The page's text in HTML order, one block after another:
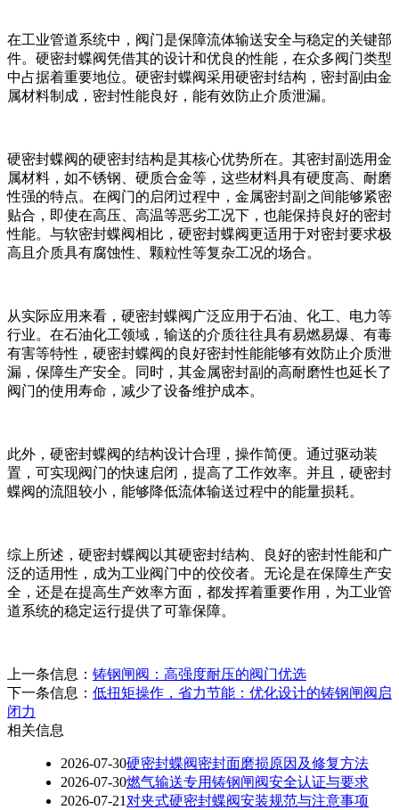
在工业管道系统中，阀门是保障流体输送安全与稳定的关键部
件。硬密封蝶阀凭借其的设计和优良的性能，在众多阀门类型
中占据着重要地位。硬密封蝶阀采用硬密封结构，密封副由金
属材料制成，密封性能良好，能有效防止介质泄漏。
硬密封蝶阀的硬密封结构是其核心优势所在。其密封副选用金
属材料，如不锈钢、硬质合金等，这些材料具有硬度高、耐磨
性强的特点。在阀门的启闭过程中，金属密封副之间能够紧密
贴合，即使在高压、高温等恶劣工况下，也能保持良好的密封
性能。与软密封蝶阀相比，硬密封蝶阀更适用于对密封要求极
高且介质具有腐蚀性、颗粒性等复杂工况的场合。
从实际应用来看，硬密封蝶阀广泛应用于石油、化工、电力等
行业。在石油化工领域，输送的介质往往具有易燃易爆、有毒
有害等特性，硬密封蝶阀的良好密封性能能够有效防止介质泄
漏，保障生产安全。同时，其金属密封副的高耐磨性也延长了
阀门的使用寿命，减少了设备维护成本。
此外，硬密封蝶阀的结构设计合理，操作简便。通过驱动装
置，可实现阀门的快速启闭，提高了工作效率。并且，硬密封
蝶阀的流阻较小，能够降低流体输送过程中的能量损耗。
综上所述，硬密封蝶阀以其硬密封结构、良好的密封性能和广
泛的适用性，成为工业阀门中的佼佼者。无论是在保障生产安
全，还是在提高生产效率方面，都发挥着重要作用，为工业管
道系统的稳定运行提供了可靠保障。
上一条信息： 铸钢闸阀：高强度耐压的阀门优选
下一条信息： 低扭矩操作，省力节能：优化设计的铸钢闸阀启
闭力
相关信息
2026-07-30硬密封蝶阀密封面磨损原因及修复方法
2026-07-30燃气输送专用铸钢闸阀安全认证与要求
2026-07-21 对夹式硬密封蝶阀安装规范与注意事项